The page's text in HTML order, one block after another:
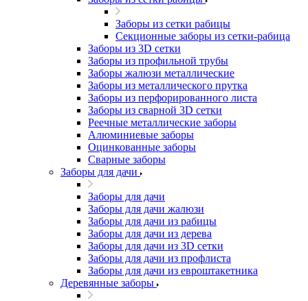
Заборы из сетки рабицы
Секционные заборы из сетки-рабица
Заборы из 3D сетки
Заборы из профильной трубы
Заборы жалюзи металлические
Заборы из металлического прутка
Заборы из перфорированного листа
Заборы из сварной 3D сетки
Реечные металлические заборы
Алюминиевые заборы
Оцинкованные заборы
Сварные заборы
Заборы для дачи
Заборы для дачи
Заборы для дачи жалюзи
Заборы для дачи из рабицы
Заборы для дачи из дерева
Заборы для дачи из 3D сетки
Заборы для дачи из профлиста
Заборы для дачи из евроштакетника
Деревянные заборы